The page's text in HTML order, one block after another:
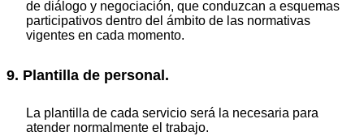
de diálogo y negociación, que conduzcan a esquemas
participativos dentro del ámbito de las normativas
vigentes en cada momento.
9. Plantilla de personal.
La plantilla de cada servicio será la necesaria para
atender normalmente el trabajo.